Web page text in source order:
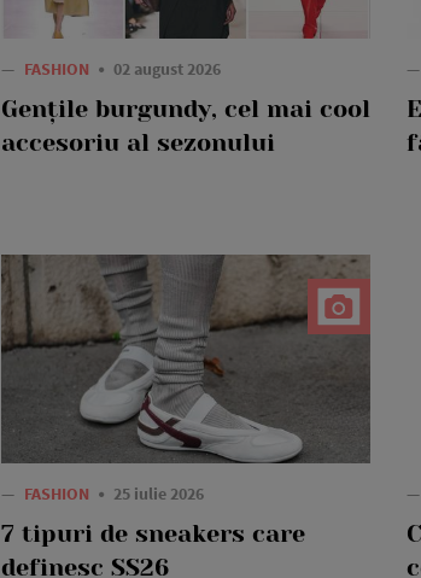
— FASHION 02 august 2026
Gențile burgundy, cel mai cool
accesoriu al sezonului
—
— FASHION 25 iulie 2026
7 tipuri de sneakers care
definesc SS26
—